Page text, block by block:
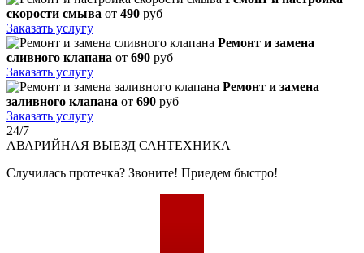
скорости смыва от 490 руб
Заказать услугу
Ремонт и замена
сливного клапана от 690 руб
Заказать услугу
Ремонт и замена
заливного клапана от 690 руб
Заказать услугу
24/7
АВАРИЙНАЯ ВЫЕЗД САНТЕХНИКА
Случилась протечка? Звоните! Приедем быстро!